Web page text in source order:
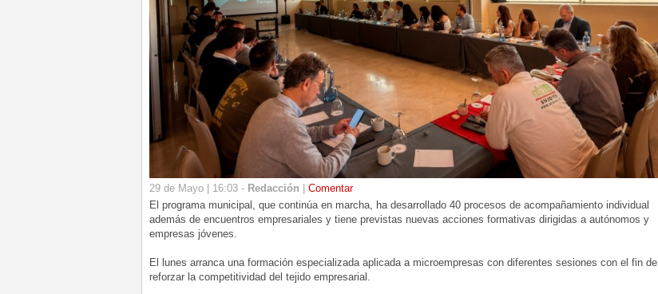
29 de Mayo | 16:03 - Redacción
Comentar
El programa municipal, que continúa en marcha, ha desarrollado 40 procesos de acompañamiento individual
además de encuentros empresariales y tiene previstas nuevas acciones formativas dirigidas a autónomos y
empresas jóvenes.
El lunes arranca una formación especializada aplicada a microempresas con diferentes sesiones con el fin de
reforzar la competitividad del tejido empresarial.